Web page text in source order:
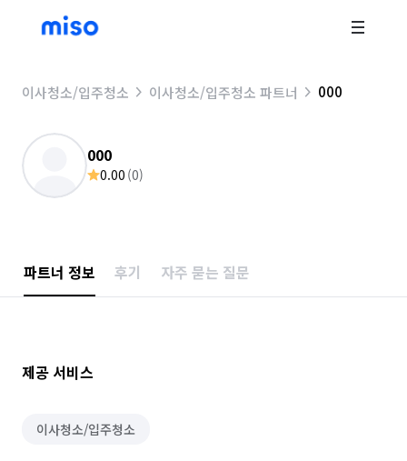
이사청소/입주청소 이사청소/입주청소 파트너 000
000
0.00 (0)
파트너 정보 후기 자주 묻는 질문
제공 서비스
이사청소/입주청소